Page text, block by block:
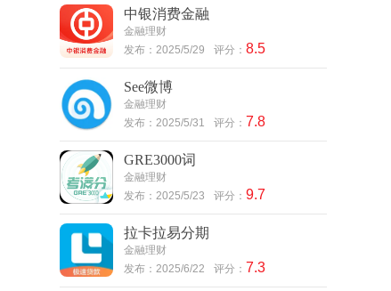
中银消费金融
金融理财
发布：2025/5/29
评分： 8.5
See微博
金融理财
发布：2025/5/31
评分： 7.8
GRE3000词
金融理财
发布：2025/5/23
评分： 9.7
拉卡拉易分期
金融理财
发布：2025/6/22
评分： 7.3